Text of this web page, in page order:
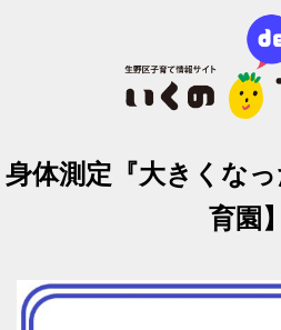
身体測定『大きくな
育園】